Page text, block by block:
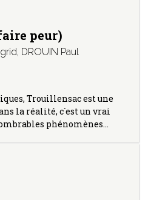
peur)
, DROUIN Paul
Trouillensac est une
la réalité, c`est un vrai
phénomènes…